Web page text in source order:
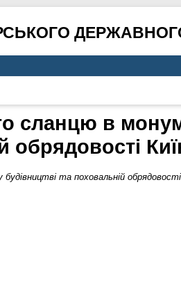
сланцю в
обрядовості
та поховальній обрядовості